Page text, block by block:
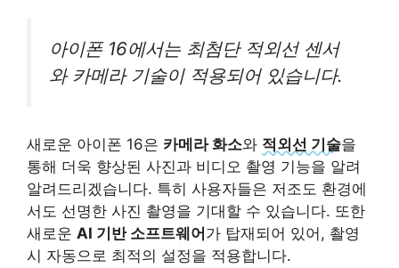
아이폰 16에서는 최첨단 적외선 센서
와 카메라 기술이 적용되어 있습니다.
새로운 아이폰 16은 카메라 화소와 적외선 기술을
통해 더욱 향상된 사진과 비디오 촬영 기능을 알려
알려드리겠습니다. 특히 사용자들은 저조도 환경에
서도 선명한 사진 촬영을 기대할 수 있습니다. 또한
새로운 AI 기반 소프트웨어 가 탑재되어 있어, 촬영
시 자동으로 최적의 설정을 적용합니다.